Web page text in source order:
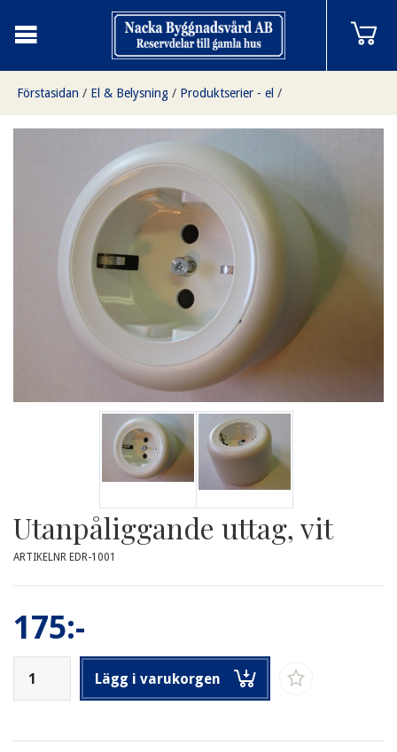
Förstasidan / El & Belysning / Produktserier - el /
Utanpåliggande uttag, vit
ARTIKELNR EDR-1001
175:-
Lägg i varukorgen